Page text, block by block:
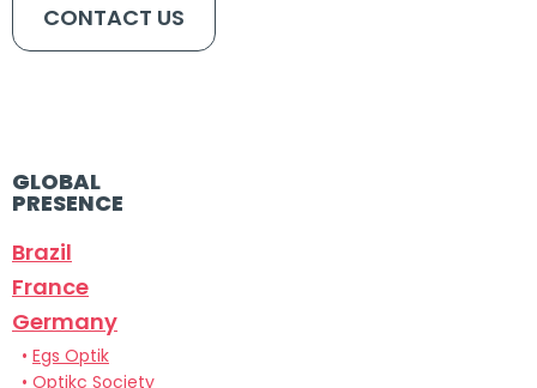
CONTACT US
GLOBAL
PRESENCE
Brazil
France
Germany
• Egs Optik
• Optikc Society